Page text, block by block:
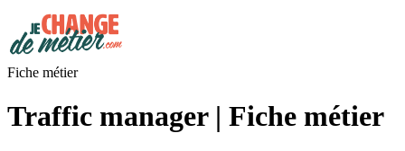
Fiche métier
Traffic manager | Fiche métier